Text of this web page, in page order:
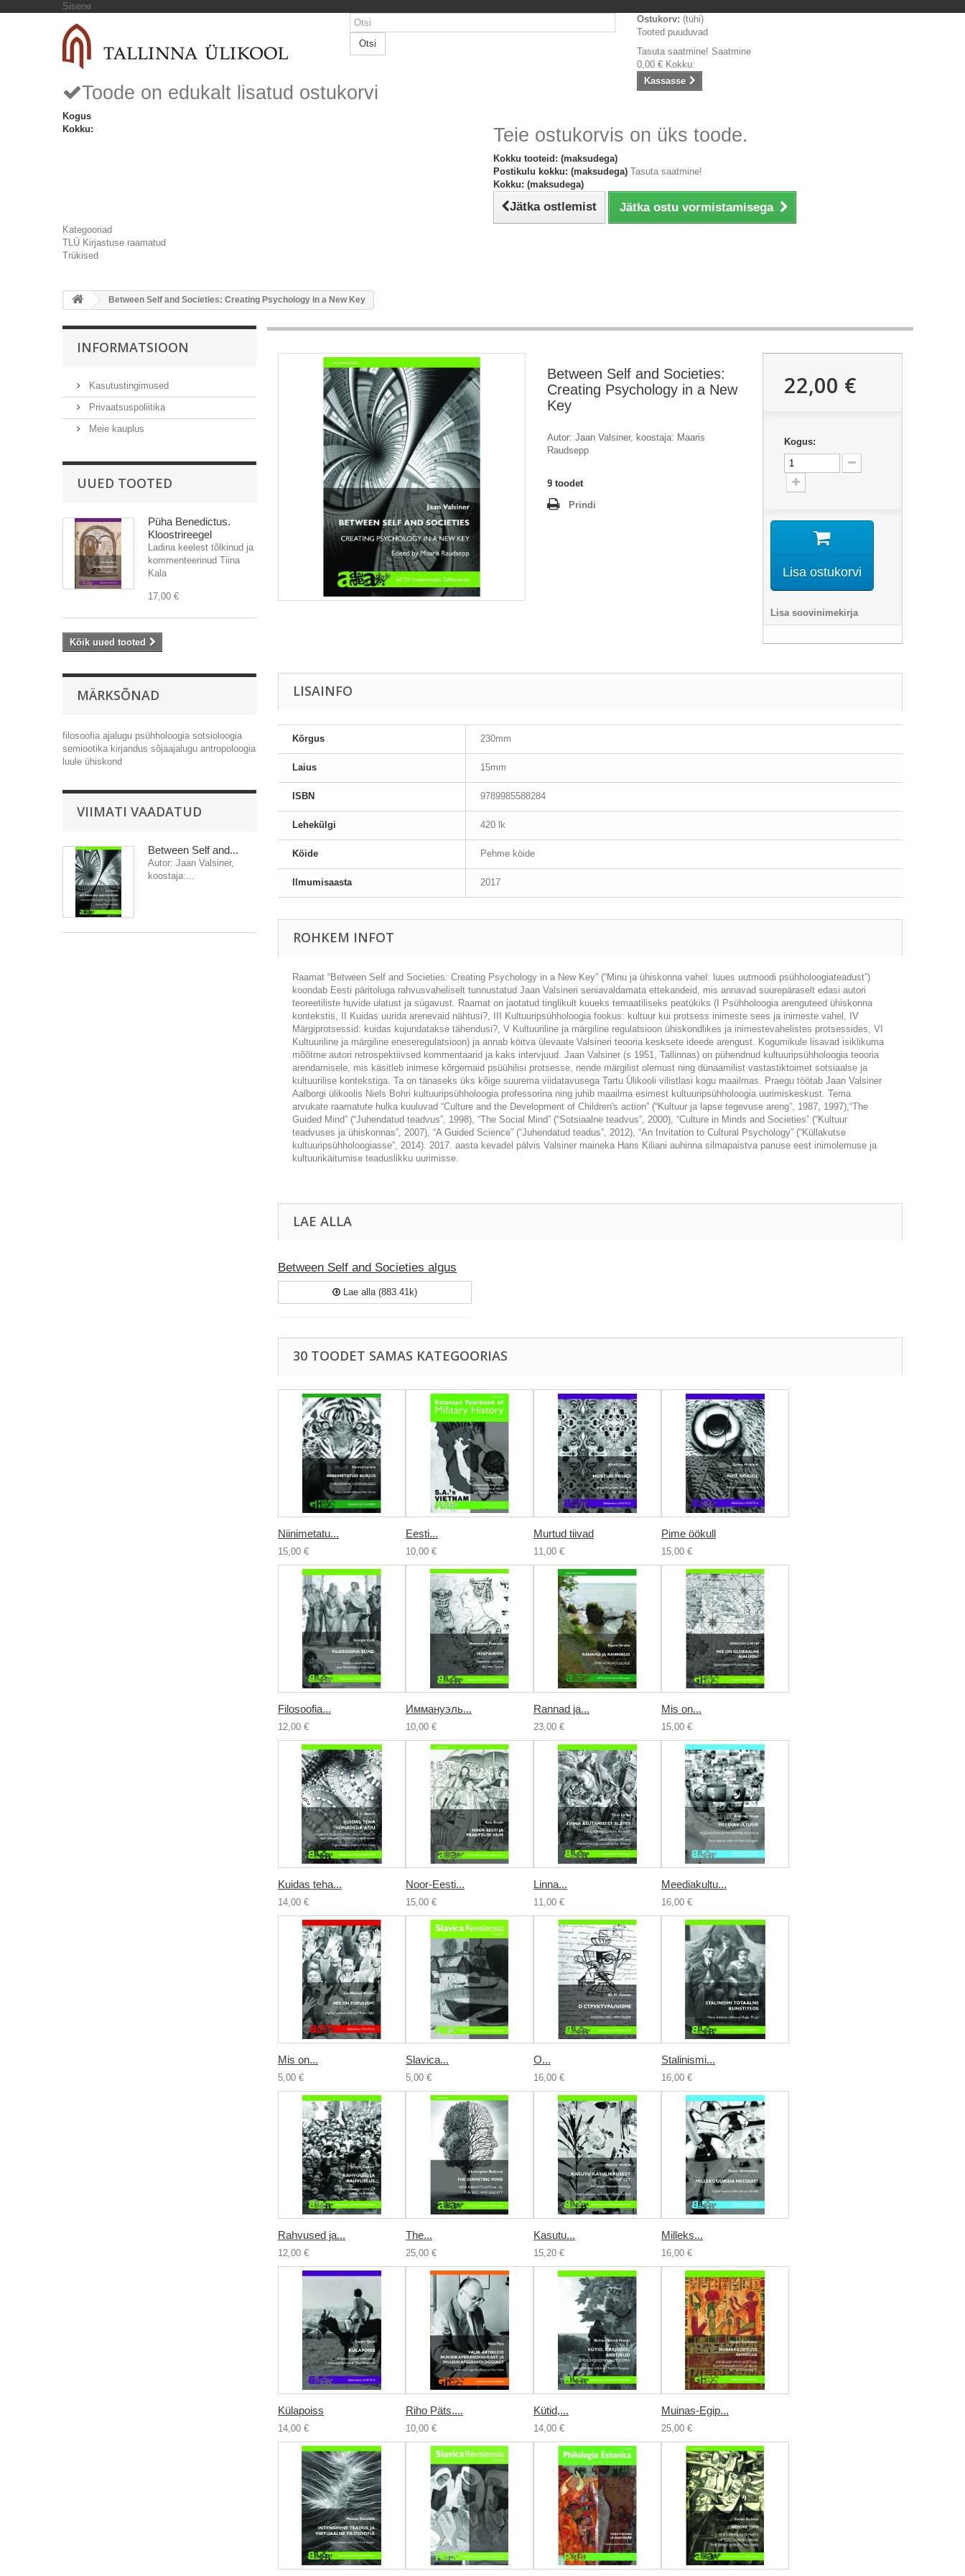
Sisene
Otsi
Ostukorv: (tühi)
Tooted puuduvad
Tasuta saatmine! Saatmine
0,00 € Kokku:
Kassasse
Toode on edukalt lisatud ostukorvi
Kogus
Kokku:
Teie ostukorvis on üks toode.
Kokku tooteid: (maksudega)
Postikulu kokku: (maksudega) Tasuta saatmine!
Kokku: (maksudega)
Jätka ostlemist Jätka ostu vormistamisega
Kategooriad
TLÜ Kirjastuse raamatud
Trükised
Between Self and Societies: Creating Psychology in a New Key
INFORMATSIOON
Kasutustingimused
Privaatsuspoliitika
Meie kauplus
UUED TOOTED
Püha Benedictus.
Kloostrireegel
Ladina keelest tõlkinud ja
kommenteerinud Tiina
Kala
17,00 €
Kõik uued tooted
MÄRKSÕNAD
filosoofia ajalugu psühholoogia sotsioloogia
semiootika kirjandus sõjaajalugu antropoloogia
luule ühiskond
VIIMATI VAADATUD
Between Self and...
Autor: Jaan Valsiner,
koostaja:...
Between Self and Societies:
Creating Psychology in a New
Key
Autor: Jaan Valsiner, koostaja: Maaris
Raudsepp
9 toodet
Prindi
22,00 €
Kogus:
Lisa ostukorvi
Lisa soovinimekirja
LISAINFO
Kõrgus 230mm
Laius 15mm
ISBN 9789985588284
Lehekülgi 420 lk
Köide Pehme köide
Ilmumisaasta 2017
ROHKEM INFOT
Raamat “Between Self and Societies: Creating Psychology in a New Key” (“Minu ja ühiskonna vahel: luues uutmoodi psühholoogiateadust”)
koondab Eesti päritoluga rahvusvaheliselt tunnustatud Jaan Valsineri seniavaldamata ettekandeid, mis annavad suurepäraselt edasi autori
teoreetiliste huvide ulatust ja sügavust. Raamat on jaotatud tinglikult kuueks temaatiliseks peatükiks (I Psühholoogia arenguteed ühiskonna
kontekstis, II Kuidas uurida arenevaid nähtusi?, III Kultuuripsühholoogia fookus: kultuur kui protsess inimeste sees ja inimeste vahel, IV
Märgiprotsessid: kuidas kujundatakse tähendusi?, V Kultuuriline ja märgiline regulatsioon ühiskondlikes ja inimestevahelistes protsessides, VI
Kultuuriline ja märgiline eneseregulatsioon) ja annab köitva ülevaate Valsineri teooria kesksete ideede arengust. Kogumikule lisavad isiklikuma
mõõtme autori retrospektiivsed kommentaarid ja kaks intervjuud. Jaan Valsiner (s 1951, Tallinnas) on pühendnud kultuuripsühholoogia teooria
arendamisele, mis käsitleb inimese kõrgemaid psüühilisi protsesse, nende märgilist olemust ning dünaamilist vastastiktoimet sotsiaalse ja
kultuurilise kontekstiga. Ta on tänaseks üks kõige suurema viidatavusega Tartu Ülikooli vilistlasi kogu maailmas. Praegu töötab Jaan Valsiner
Aalborgi ülikoolis Niels Bohri kultuuripsühholoogia professorina ning juhib maailma esimest kultuuripsühholoogia uurimiskeskust. Tema
arvukate raamatute hulka kuuluvad “Culture and the Development of Children's action” (“Kultuur ja lapse tegevuse areng”, 1987, 1997),“The
Guided Mind” (“Juhendatud teadvus”, 1998), “The Social Mind” (“Sotsiaalne teadvus”, 2000), “Culture in Minds and Societies” (“Kultuur
teadvuses ja ühiskonnas”, 2007), “A Guided Science” (“Juhendatud teadus”, 2012), “An Invitation to Cultural Psychology” (“Küllakutse
kultuuripsühholoogiasse”, 2014). 2017. aasta kevadel pälvis Valsiner maineka Hans Kiliani auhinna silmapaistva panuse eest inimolemuse ja
kultuurikäitumise teaduslikku uurimisse.
LAE ALLA
Between Self and Societies algus
Lae alla (883.41k)
30 TOODET SAMAS KATEGOORIAS
Niinimetatu...
15,00 €
Eesti...
10,00 €
Murtud tiivad
11,00 €
Pime öökull
15,00 €
Filosoofia...
12,00 €
Иммануэль...
10,00 €
Rannad ja...
23,00 €
Mis on...
15,00 €
Kuidas teha...
14,00 €
Noor-Eesti...
15,00 €
Linna...
11,00 €
Meediakultu...
16,00 €
Mis on...
5,00 €
Slavica...
5,00 €
О...
16,00 €
Stalinismi...
16,00 €
Rahvused ja...
12,00 €
The...
25,00 €
Kasutu...
15,20 €
Milleks...
16,00 €
Külapoiss
14,00 €
Riho Päts....
10,00 €
Kütid,...
14,00 €
Muinas-Egip...
25,00 €